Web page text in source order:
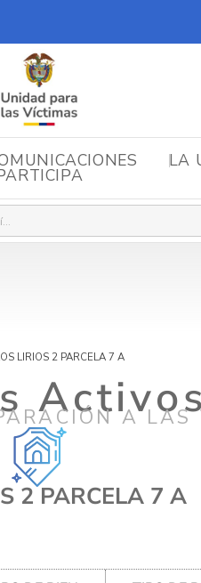
LA
LIRIOS 2 PARCELA 7 A
A LAS
2 PARCELA 7 A